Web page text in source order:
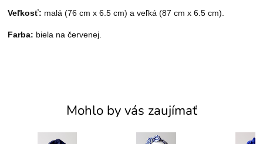
Veľkosť: malá (76 cm x 6.5 cm) a veľká (87 cm x 6.5 cm).
Farba: biela na červenej.
Mohlo by vás zaujímať